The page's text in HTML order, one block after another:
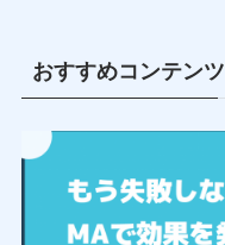
おすすめコンテンツ